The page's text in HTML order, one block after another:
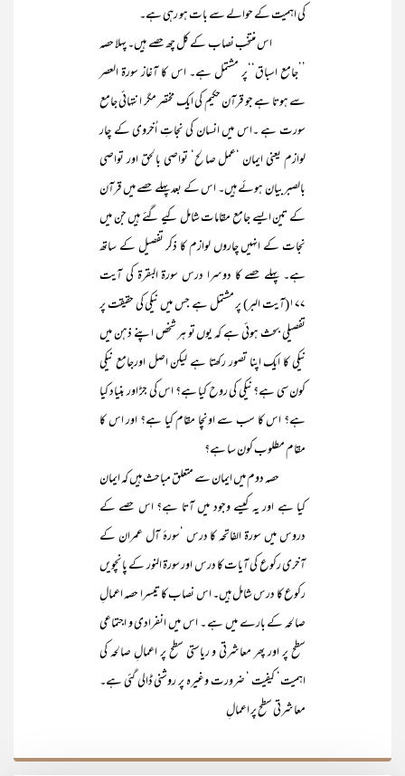
کی اہمیت کے حوالے سے بات ہو رہی ہے۔
اس منتخب نصاب کے کل چھ حصے ہیں۔ پہلا حصہ
’’جامع اسباق‘‘پر مشتمل ہے۔ اس کا آغاز سورۃ العصر
سے ہوتا ہے جو قرآن حکیم کی ایک مختصر مگر انتہائی جامع
سورت ہے ۔اس میں انسان کی نجاتِ اُخروی کے چار
لوازم یعنی ایمان ‘عمل صالح‘ تواصی بالحق اور تواصی
بالصبر بیان ہوئے ہیں۔ اس کے بعد پہلے حصے میں قرآن
کے تین ایسے جامع مقامات شامل کیے گئے ہیں جن میں
نجات کے انہیں چاروں لوازم کا ذکر تفصیل کے ساتھ
ہے۔ پہلے حصے کا دوسرا درس سورۃ البقرۃ کی آیت
۱۷۷(آیت البر) پر مشتمل ہے جس میں نیکی کی حقیقت پر
تفصیلی بحث ہوئی ہے کہ یوں تو ہر شخص اپنے ذہن میں
نیکی کا ایک اپنا تصور رکھتا ہے لیکن اصل اورجامع نیکی
کون سی ہے؟ نیکی کی روح کیا ہے؟ اس کی جڑ اور بنیاد کیا
ہے؟ اس کا سب سے اونچا مقام کیا ہے؟ اور اس کا
مقام مطلوب کون سا ہے؟
حصہ دوم میں ایمان سے متعلق مباحث ہیں کہ ایمان
کیا ہے اور یہ کیسے وجود میں آتا ہے؟ اس حصے کے
دروس میں سورۃ الفاتحہ کا درس ‘سورۂ آل عمران کے
آخری رکوع کی آیات کا درس اور سورۃ النور کے پانچویں
رکوع کا درس شامل ہیں۔ اس نصاب کا تیسرا حصہ اعمالِ
صالحہ کے بارے میں ہے ۔ اس میں انفرادی و اجتماعی
سطح پر اور پھر معاشرتی و ریاستی سطح پر اعمالِ صالحہ کی
اہمیت‘ کیفیت ‘ ضرورت وغیرہ پر روشنی ڈالی گئی ہے۔
معاشرتی سطح پر اعمالِ